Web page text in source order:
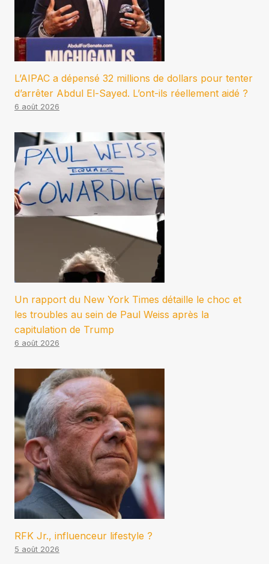
L’AIPAC a dépensé 32 millions de dollars pour tenter
d’arrêter Abdul El-Sayed. L’ont-ils réellement aidé ?
6 août 2026
Un rapport du New York Times détaille le choc et
les troubles au sein de Paul Weiss après la
capitulation de Trump
6 août 2026
RFK Jr., influenceur lifestyle ?
5 août 2026